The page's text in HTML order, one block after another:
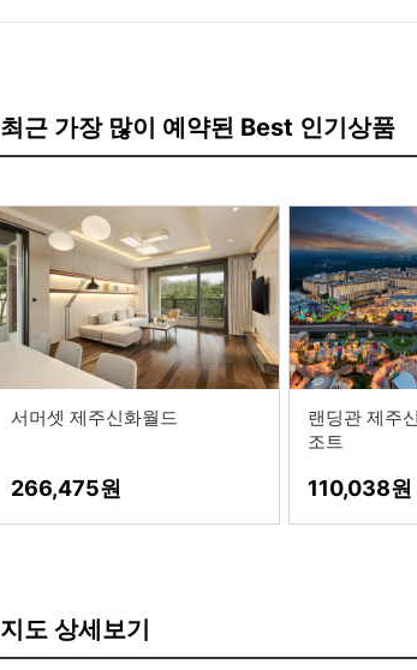
최근 가장 많이 예약된 Best 인기상품
서머셋 제주신화월드
266,475
랜딩관 제주
조트
110,038
지도 상세보기